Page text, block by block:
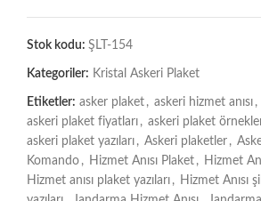
Stok kodu: ŞLT-154
Kategoriler: Kristal Askeri Plaket
Etiketler: asker plaket , askeri hizmet anısı ,
askeri plaket fiyatları , askeri plaket
askeri plaket yazıları , Askeri plaketler ,
Komando , Hizmet Anısı Plaket , Hizmet
Hizmet anısı plaket yazıları , Hizmet Anısı